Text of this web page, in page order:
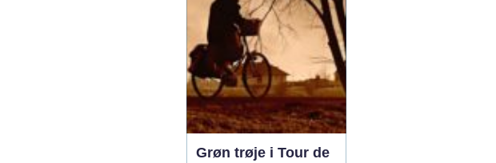
ruten, som er
omhyggeligt planlagt og
ændres hve...
Grøn trøje i Tour de